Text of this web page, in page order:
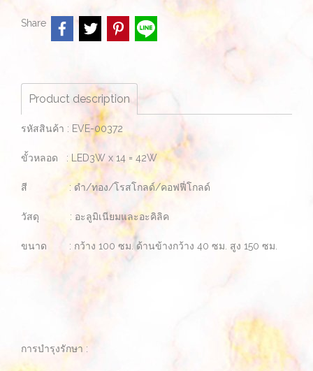
Share
Product description
รหัสสินค้า : EVE-00372
ขั้วหลอด : LED3W x 14 = 42W
สี : ดำ/ทอง/โรสโกลด์/คอฟฟี่โกลด์
วัสดุ : อะลูมิเนียมและอะคิลิค
ขนาด : กว้าง 100 ซม. ด้านข้างกว้าง 40 ซม. สูง 150 ซม.
การบำรุงรักษา :